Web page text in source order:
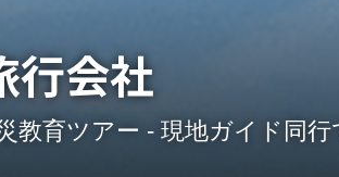
行会社
教育ツアー - 現地ガイド同